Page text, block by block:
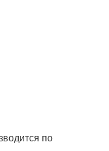
по